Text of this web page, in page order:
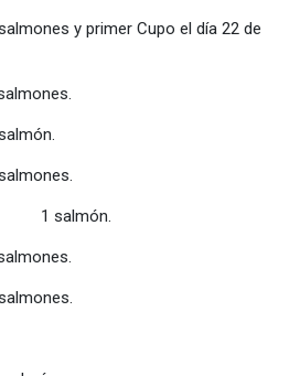
y primer Cupo el día 22 de
salmón.